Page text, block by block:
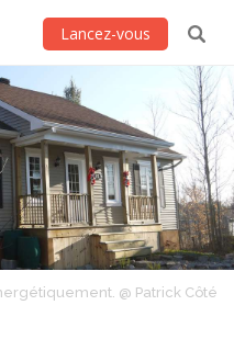
Lancez-vous
@ Patrick Côté